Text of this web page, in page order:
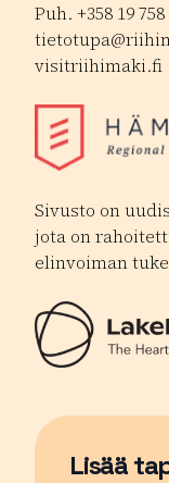
Puh. +358 19 758
visitriihimaki.fi
Sivusto on
jota on
elinvoiman
Lisää
Sivu